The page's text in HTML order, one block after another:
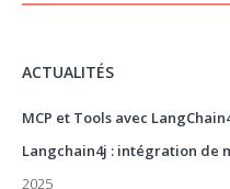
ACTUALITÉS
MCP et Tools avec
Langchain4j : intégration de
2025